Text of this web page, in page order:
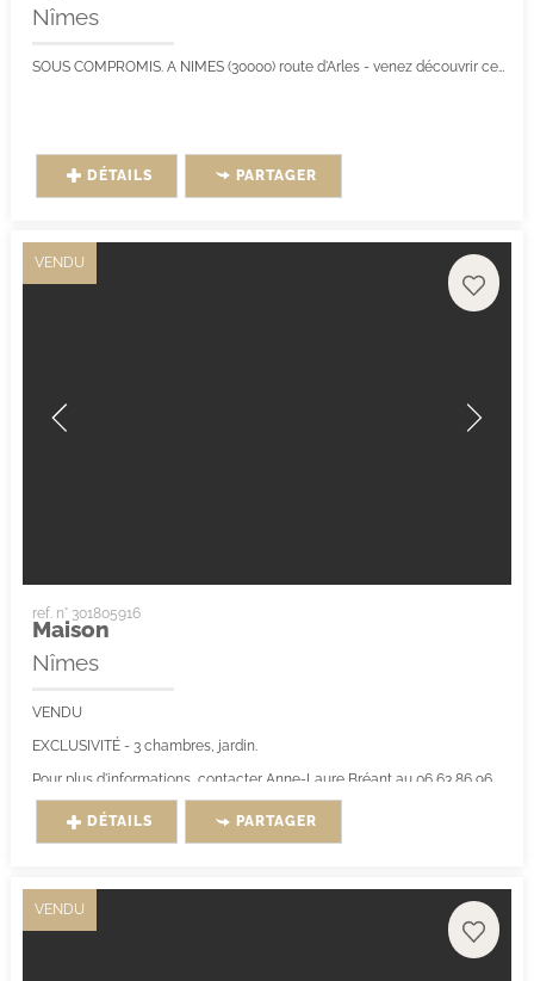
Nîmes
DÉTAILS PARTAGER
VENDU
ref. n° 301805916
Maison
Nîmes
VENDU
EXCLUSIVITÉ - 3 chambres, jardin.
Pour plus d'informations, contacter Anne-Laure Bréant au 06 63 86 96 60, mandataire indépendante inscrite au...
DÉTAILS PARTAGER
VENDU